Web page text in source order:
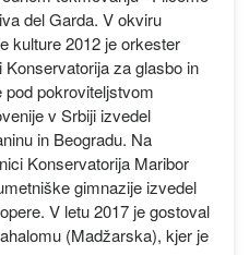
del Garda. V okviru
kulture 2012 je orkester
za glasbo in
pod pokroviteljstvom
v Srbiji izvedel
in Beogradu. Na
Konservatorija Maribor
gimnazije izvedel
V letu 2017 je gostoval
(Madžarska), kjer je